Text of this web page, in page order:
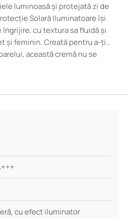
luminoasă și protejată zi de
Solară Iluminatoare își
îngrijire, cu textura sa fluidă și
și feminin. Creată pentru a-ți
această cremă nu se
delicat, ce lasă pielea
plăcută, cu rezultate vizibile încă
cu efect iluminator